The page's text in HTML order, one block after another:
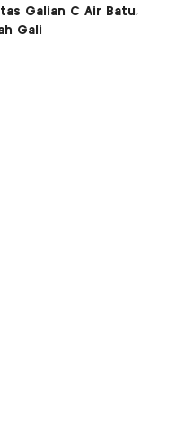
Galian C Air Batu,
Gali